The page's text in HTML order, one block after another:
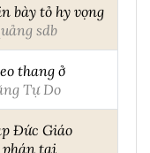
bày tỏ hy vọng
sdb
thang ở
Tự Do
Đức Giáo
phán tại